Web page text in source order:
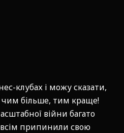
клубах і можу сказати,
більше, тим краще!
війни багато
припинили свою